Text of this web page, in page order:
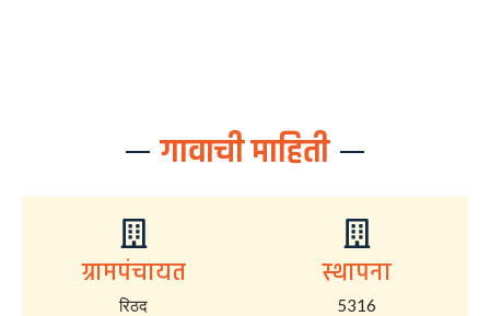
गावाची माहिती
ग्रामपंचायत
रिठद
स्थापना
5316